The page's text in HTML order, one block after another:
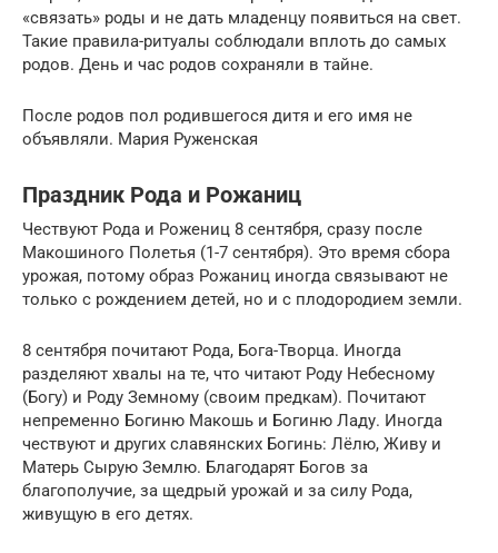
«связать» роды и не дать младенцу появиться на свет.
Такие правила-ритуалы соблюдали вплоть до самых
родов. День и час родов сохраняли в тайне.
После родов пол родившегося дитя и его имя не
объявляли. Мария Руженская
Праздник Рода и Рожаниц
Чествуют Рода и Рожениц 8 сентября, сразу после
Макошиного Полетья (1-7 сентября). Это время сбора
урожая, потому образ Рожаниц иногда связывают не
только с рождением детей, но и с плодородием земли.
8 сентября почитают Рода, Бога-Творца. Иногда
разделяют хвалы на те, что читают Роду Небесному
(Богу) и Роду Земному (своим предкам). Почитают
непременно Богиню Макошь и Богиню Ладу. Иногда
чествуют и других славянских Богинь: Лёлю, Живу и
Матерь Сырую Землю. Благодарят Богов за
благополучие, за щедрый урожай и за силу Рода,
живущую в его детях.